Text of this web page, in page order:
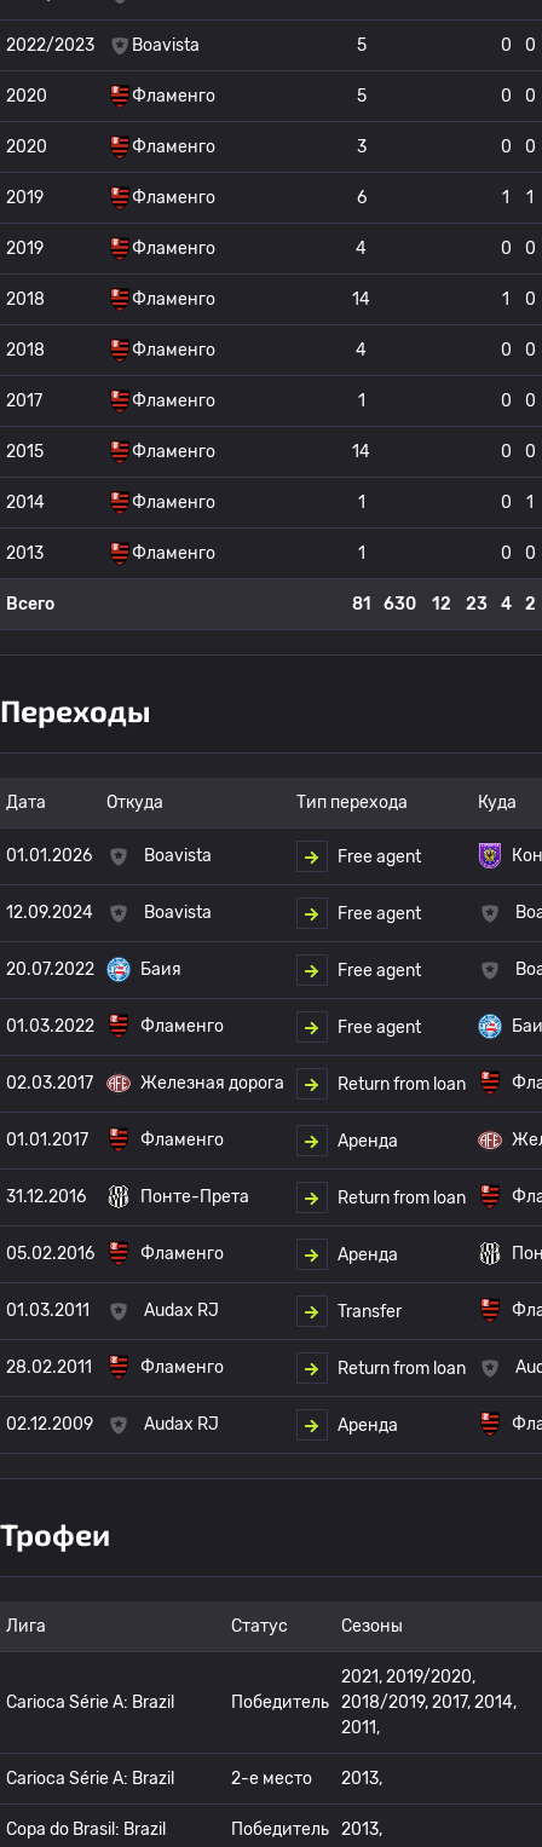
2022/2023 Boavista 5 0 0
2020 Фламенго 5 0 0
2020 Фламенго 3 0 0
2019 Фламенго 6 1 1
2019 Фламенго 4 0 0
2018 Фламенго 14 1 0
2018 Фламенго 4 0 0
2017 Фламенго 1 0 0
2015 Фламенго 14 0 0
2014 Фламенго 1 0 1
2013 Фламенго 1 0 0
Всего 81 630 12 23 4 2
Переходы
Дата Откуда Тип перехода Куда
01.01.2026 Boavista Free agent
12.09.2024 Boavista Free agent
20.07.2022 Баия Free agent
01.03.2022 Фламенго Free agent
02.03.2017 Железная дорога Return from loan
01.01.2017 Фламенго Аренда
31.12.2016 Понте-Прета Return from loan
05.02.2016 Фламенго Аренда
01.03.2011 Audax RJ Transfer
28.02.2011 Фламенго Return from loan
02.12.2009 Audax RJ Аренда
Трофеи
Лига Статус Сезоны
Carioca Série A: Brazil Победитель
2021, 2019/2020,
2018/2019, 2017, 2014,
2011,
Carioca Série A: Brazil 2-е место 2013,
Copa do Brasil: Brazil Победитель 2013,